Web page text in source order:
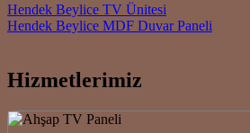
Post navigation
Hendek Beylice TV Ünitesi
Hendek Beylice MDF Duvar Paneli
Hizmetlerimiz